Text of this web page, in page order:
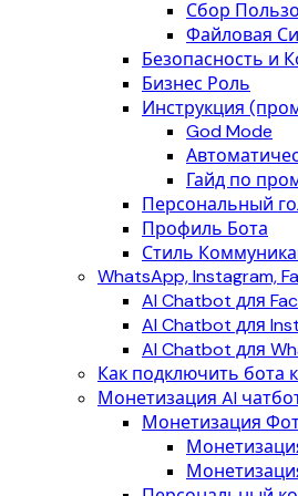
Сбор
Файловая
Безопасность и
Бизнес Роль
Инструкция
God Mode
Гайд по
Персональный
Профиль Бота
Стиль
WhatsApp, Instagram,
AI Chatbot для
AI Chatbot для
AI Chatbot для
Как подключить бота
Монетизация AI
Монетизация